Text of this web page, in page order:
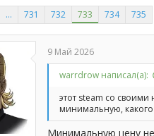
т
а
ч
а
л
а
… 731 732 733 734 735
9 Май 2026
warrdrow написал(а):
этот steam со
минимальную, какого
Минимальную цену